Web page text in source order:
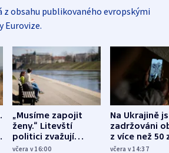
z obsahu publikovaného evropskými
Eurovize.
„Musíme zapojit
ženy.“ Litevští
politici zvažují
dohodu o
včera v 16:00
Na Ukrajině
zadržováni
z více než 50
Bojovali na
včera v 14:37